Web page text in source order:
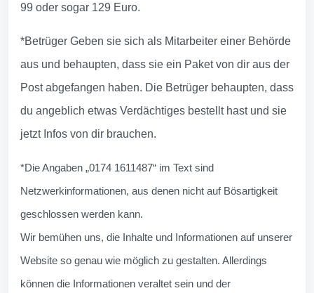
99 oder sogar 129 Euro.
*Betrüger Geben sie sich als Mitarbeiter einer Behörde
aus und behaupten, dass sie ein Paket von dir aus der
Post abgefangen haben. Die Betrüger behaupten, dass
du angeblich etwas Verdächtiges bestellt hast und sie
jetzt Infos von dir brauchen.
*Die Angaben „0174 1611487“ im Text sind
Netzwerkinformationen, aus denen nicht auf Bösartigkeit
geschlossen werden kann.
Wir bemühen uns, die Inhalte und Informationen auf unserer
Website so genau wie möglich zu gestalten. Allerdings
können die Informationen veraltet sein und der